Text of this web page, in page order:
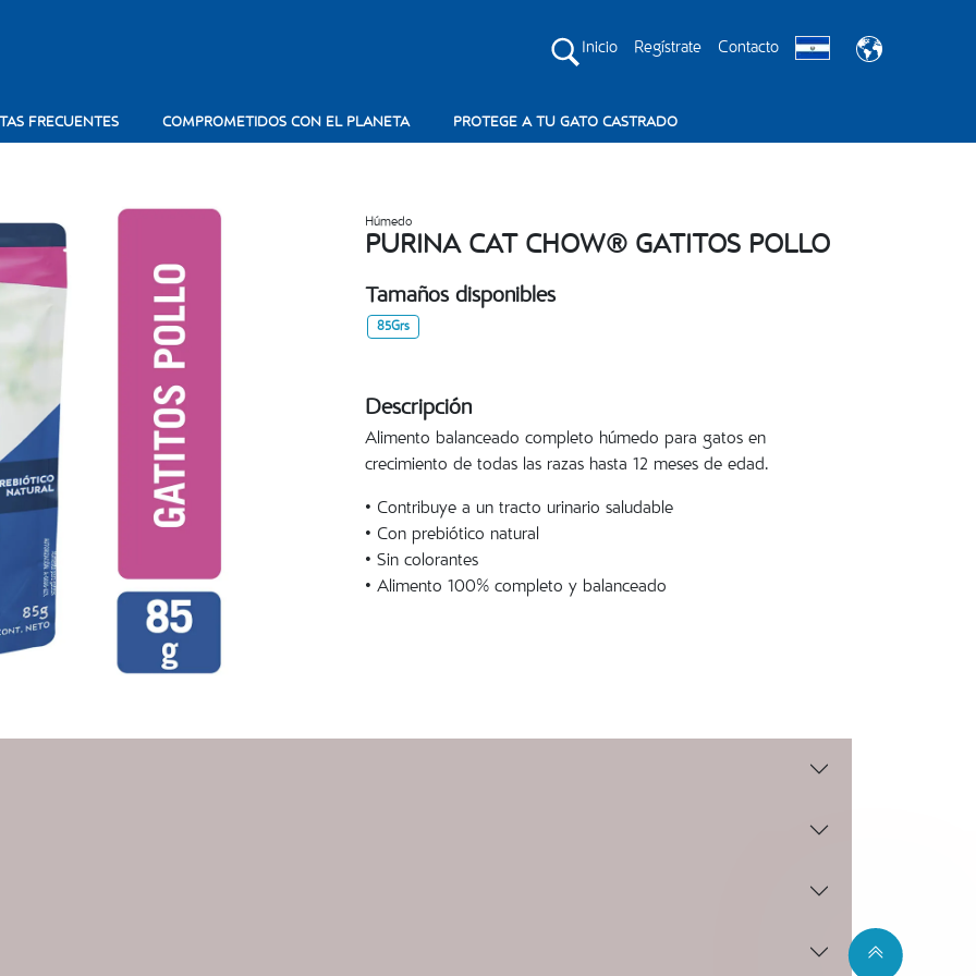
Inicio Regístrate Contacto
FRECUENTES COMPROMETIDOS CON EL PLANETA PROTEGE A TU GATO CASTRADO
Húmedo
PURINA CAT CHOW® GATITOS POLLO
Tamaños disponibles
85Grs
Descripción
Alimento balanceado completo húmedo para gatos en
crecimiento de todas las razas hasta 12 meses de edad.
• Contribuye a un tracto urinario saludable
• Con prebiótico natural
• Sin colorantes
• Alimento 100% completo y balanceado